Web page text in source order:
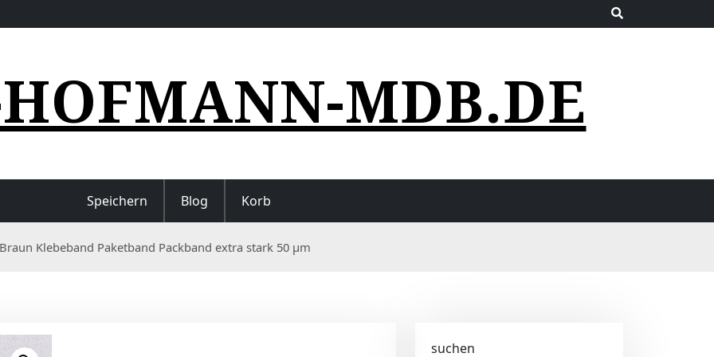
MDB.DE
Speichern Blog Korb
Klebeband Paketband Packband extra stark 50 µm
suchen